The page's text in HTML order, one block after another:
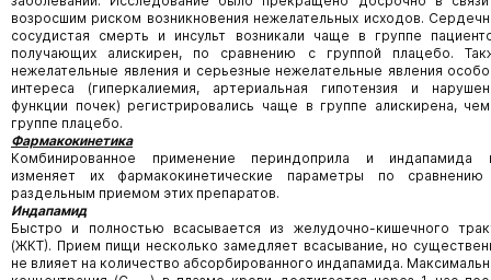
возросшим риском возникновения нежелательных исходов.
сосудистая смерть и инсульт возникали чаще в группе
получающих алискирен, по сравнению с группой плацебо.
нежелательные явления и серьезные нежелательные явления
интереса (гиперкалиемия, артериальная гипотензия и
функции почек) регистрировались чаще в группе алискирена,
группе плацебо.
Фармакокинетика
Комбинированное применение периндоприла и индапамида
изменяет их фармакокинетические параметры по
раздельным приемом этих препаратов.
Индапамид
Быстро и полностью всасывается из желудочно-кишечного
(ЖКТ). Прием пищи несколько замедляет всасывание, но
не влияет на количество абсорбированного индапамида.